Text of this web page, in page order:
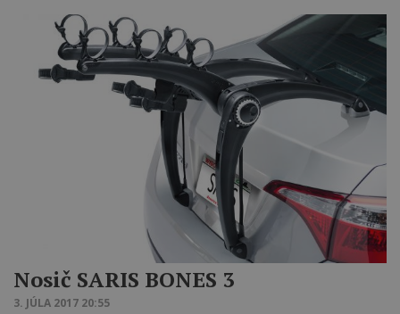
Nosič SARIS BONES 3
3. JÚLA 2017 20:55